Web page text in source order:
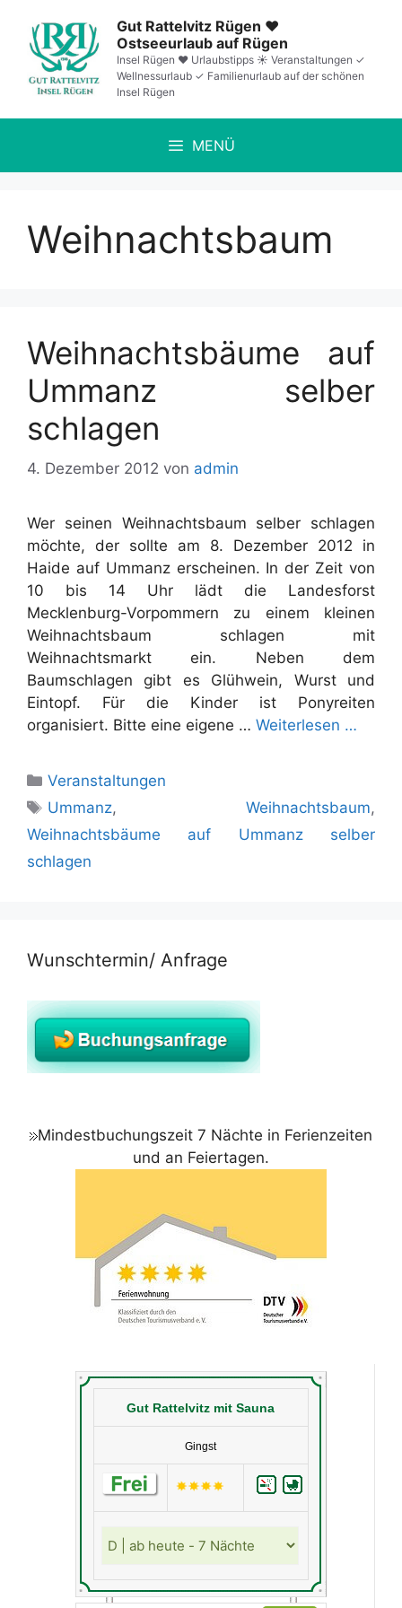
Inhalt
springen
Gut Rattelvitz Rügen ❤️
Ostseeurlaub auf Rügen
Insel Rügen ❤️ Urlaubstipps ☀️ Veranstaltungen ✓
Wellnessurlaub ✓ Familienurlaub auf der schönen
Insel Rügen
MENÜ
Weihnachtsbaum
Weihnachtsbäume auf
Ummanz selber
schlagen
4. Dezember 2012 von admin
Wer seinen Weihnachtsbaum selber schlagen
möchte, der sollte am 8. Dezember 2012 in
Haide auf Ummanz erscheinen. In der Zeit von
10 bis 14 Uhr lädt die Landesforst
Mecklenburg-Vorpommern zu einem kleinen
Weihnachtsbaum schlagen mit
Weihnachtsmarkt ein. Neben dem
Baumschlagen gibt es Glühwein, Wurst und
Eintopf. Für die Kinder ist Ponyreiten
organisiert. Bitte eine eigene … Weiterlesen …
Kategorien
Veranstaltungen
Schlagwörter
Ummanz, Weihnachtsbaum,
Weihnachtsbäume auf Ummanz selber
schlagen
Wunschtermin/ Anfrage
Mindestbuchungszeit 7 Nächte in Ferienzeiten
und an Feiertagen.
Gut Rattelvitz mit Sauna
Gingst